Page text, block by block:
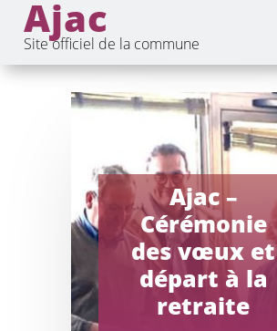
Ajac
Site officiel de la commune
Ajac –
Cérémonie
des vœux et
départ à la
retraite